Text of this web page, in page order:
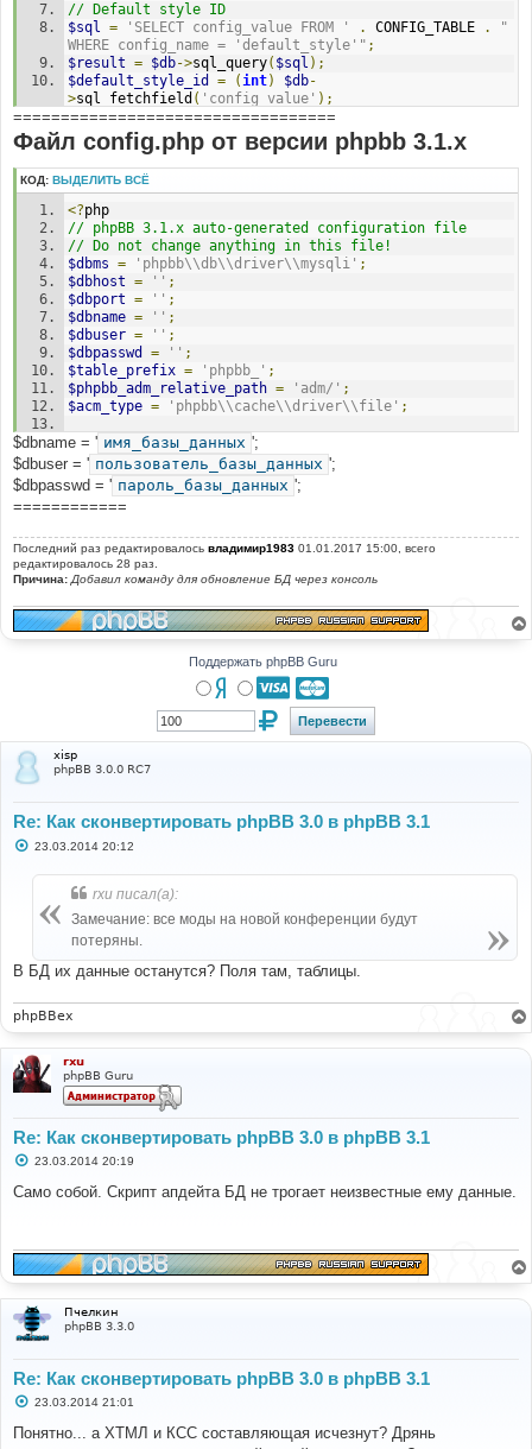
// Default style ID
$sql = 'SELECT config_value FROM ' . CONFIG_TABLE .
"
WHERE config_name = 'default_style'" ;
$result = $db->sql_query( $sql );
$default_style_id
= (int) $db-
>sql_fetchfield ( 'config_value' );
$db->sql_freeresult($result);
// Default style name
$sql = 'SELECT style_name FROM ' . STYLES_TABLE . '
WHERE style_id = '
$result
$default_style_name = $db-
> sql_fetchfield( 'style_name' );
$db-> sql_freeresult ( $result );
// Active styles
$sql =
'SELECT style_id, style_name, style_active
FROM '
. STYLES_TABLE
$result = $db ->
while
$row = $db ->sql_fetchrow
{
$styles_list[] = $row;
$db->sql_freeresult($result);
echo 'Default style: ' . $default_style_name
$default_style_id
$exists = file_exists('./styles/' .
$default_style_name
{
echo 'Default style exists, no work to be done.'
'./styles/prosilver/style.cfg'
echo 'Prosilver does not exist. Please upload a
copy of prosilver from the <a
href="https://www.phpbb.com/downloads/">3.1.0 Full
}
foreach
{
if ($style['style_name'] == 'prosilver'
{
break;
}
if
{
$sql_ary =
'style_name'
=> 'prosilver',
'style_copyright'
=> '&copy; phpBB Group'
'style_active'
1
'bbcode_bitfield'
=> 'lNg=',
'style_parent_id'
$sql = 'INSERT INTO ' . STYLES_TABLE . '
$db
$prosilver = array(
'style_name'
=> 'prosilver',
);
==================================
Файл config.php от версии phpbb 3.1.x
КОД: ВЫДЕЛИТЬ ВСЁ
<?php
// phpBB 3.1.x auto-generated configuration file
// Do not change anything in this file!
$dbms = 'phpbb\\db\\driver\\mysqli' ;
$dbhost = '' ;
$dbport = '' ;
$dbname = '' ;
$dbuser = '' ;
$dbpasswd
= '' ;
$table_prefix = 'phpbb_' ;
$phpbb_adm_relative_path = 'adm/' ;
$acm_type = 'phpbb\\cache\\driver\\file' ;
@define( 'PHPBB_INSTALLED'
//@define('DEBUG', true);
//@define('PHPBB_DISPLAY_LOAD_TIME', true);
$dbname = ' имя_базы_данных ';
$dbuser = ' пользователь_базы_данных ';
$dbpasswd = ' пароль_базы_данных ';
============
Последний раз редактировалось владимир1983 01.01.2017 15:00, всего
редактировалось 28 раз.
Причина: Добавил команду для обновление БД через консоль
Поддержать phpBB Guru
xisp
phpBB 3.0.0 RC7
Re: Как сконвертировать phpBB 3.0 в phpBB 3.1
С
е
23.03.2014 20:12
rxu писал(а):
Замечание: все моды на новой конференции будут
потеряны.
В БД их данные останутся? Поля там, таблицы.
phpBBex
rxu
phpBB Guru
Re: Как сконвертировать phpBB 3.0 в phpBB 3.1
С
о
б
и
е
23.03.2014 20:19
Само собой. Скрипт апдейта БД не трогает неизвестные ему данные.
Пчелкин
phpBB 3.3.0
Re: Как сконвертировать phpBB 3.0 в phpBB 3.1
С
о
б
23.03.2014 21:01
Понятно... а ХТМЛ и КСС составляющая исчезнут? Дрянь